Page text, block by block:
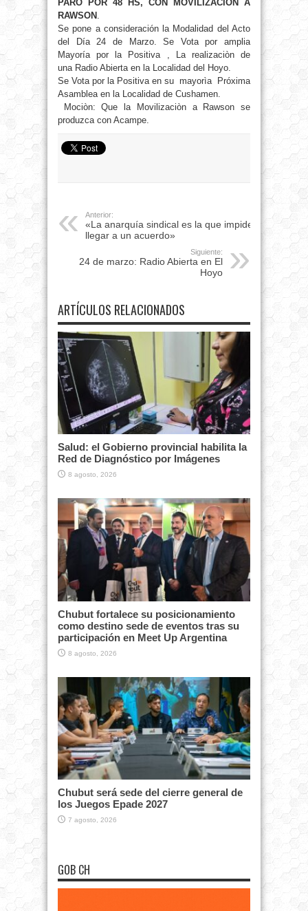
PARO POR 48 HS, CON MOVILIZACIÒN A
RAWSON .
Se pone a consideración la Modalidad del Acto
del Día 24 de Marzo. Se Vota por amplia
Mayoría por la Positiva , La realizaciòn de
una Radio Abierta en la Localidad del Hoyo.
Se Vota por la Positiva en su mayorìa Próxima
Asamblea en la Localidad de Cushamen.
Mociòn: Que la Movilizaciòn a Rawson se
produzca con Acampe.
Anterior:
«La anarquía sindical es la que impide
llegar a un acuerdo»
Siguiente:
24 de marzo: Radio Abierta en El
Hoyo
ARTÍCULOS RELACIONADOS
Salud: el Gobierno provincial habilita la
Red de Diagnóstico por Imágenes
8 agosto, 2026
Chubut fortalece su posicionamiento
como destino sede de eventos tras su
participación en Meet Up Argentina
8 agosto, 2026
Chubut será sede del cierre general de
los Juegos Epade 2027
7 agosto, 2026
GOB CH